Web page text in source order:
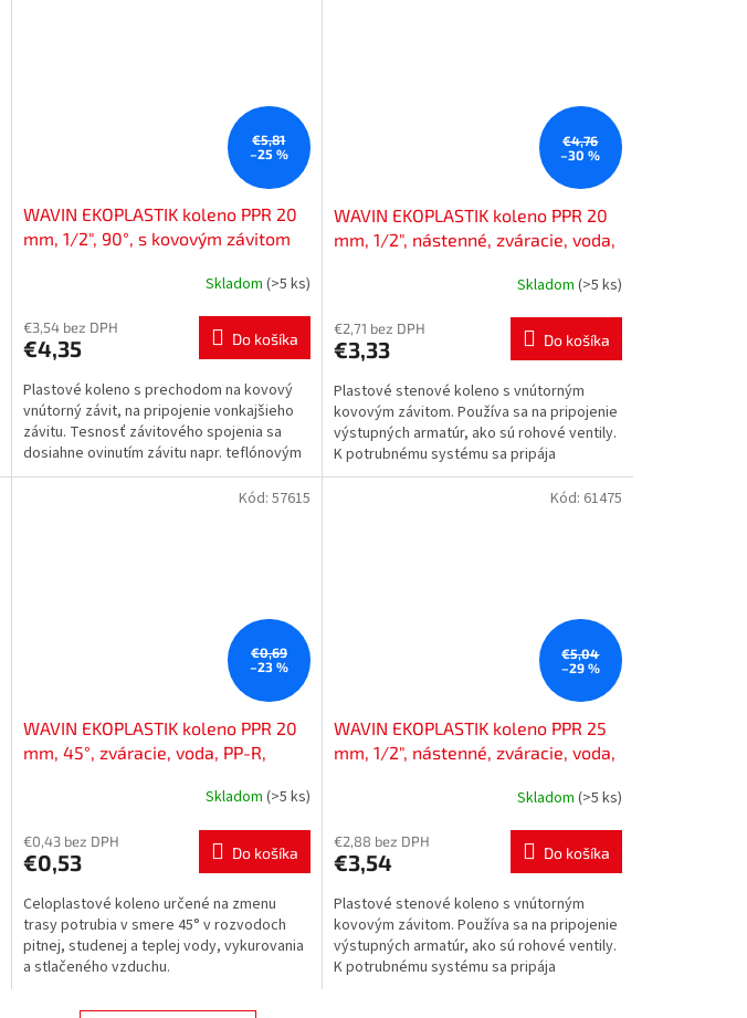
€5,81
–25 %
WAVIN EKOPLASTIK koleno PPR 20
mm, 1/2", 90°, s kovovým závitom
Skladom (>5 ks)
€3,54 bez DPH
€4,35 Do košíka
Plastové koleno s prechodom na kovový
vnútorný závit, na pripojenie vonkajšieho
závitu. Tesnosť závitového spojenia sa
dosiahne ovinutím závitu napr. teflónovým
závitom alebo...
€4,76
–30 %
WAVIN EKOPLASTIK koleno PPR 20
mm, 1/2", nástenné, zváracie, voda,
Skladom (>5 ks)
€2,71 bez DPH
€3,33 Do košíka
Plastové stenové koleno s vnútorným
kovovým závitom. Používa sa na pripojenie
výstupných armatúr, ako sú rohové ventily.
K potrubnému systému sa pripája
zváraním, tesnosť...
€0,69
–23 %
WAVIN EKOPLASTIK koleno PPR 20
mm, 45°, zváracie, voda, PP-R,
Skladom (>5 ks)
€0,43 bez DPH
€0,53 Do košíka
Celoplastové koleno určené na zmenu
trasy potrubia v smere 45° v rozvodoch
pitnej, studenej a teplej vody, vykurovania
a stlačeného vzduchu.
Kód: 57615
€5,04
–29 %
WAVIN EKOPLASTIK koleno PPR 25
mm, 1/2", nástenné, zváracie, voda,
Skladom (>5 ks)
€2,88 bez DPH
€3,54 Do košíka
Plastové stenové koleno s vnútorným
kovovým závitom. Používa sa na pripojenie
výstupných armatúr, ako sú rohové ventily.
K potrubnému systému sa pripája
Kód: 61475